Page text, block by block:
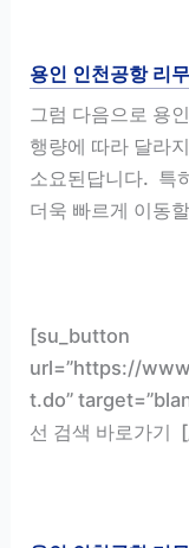
용인 인천공항 리
그럼 다음으로 용
행량에 따라 달라
소요된답니다. 특
더욱 빠르게 이동
[su_button
url=”https://
t.do”
선 검색 바로가